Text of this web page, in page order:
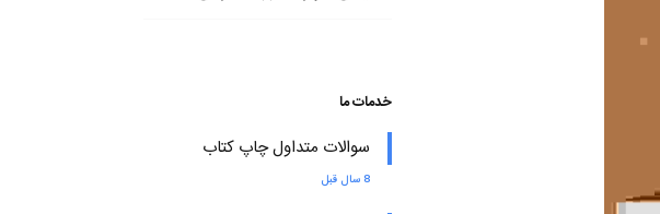
خدمات ما
سوالات متداول چاپ کتاب
8 سال قبل